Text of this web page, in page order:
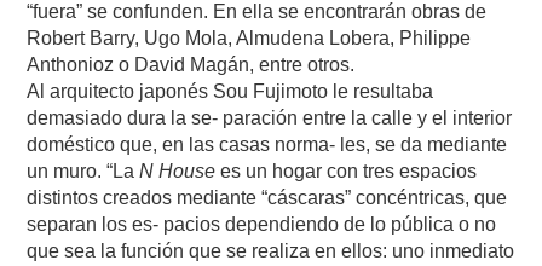
“fuera” se confunden. En ella se encontrarán obras de
Robert Barry, Ugo Mola, Almudena Lobera, Philippe
Anthonioz o David Magán, entre otros.
Al arquitecto japonés Sou Fujimoto le resultaba
demasiado dura la se- paración entre la calle y el interior
doméstico que, en las casas norma- les, se da mediante
un muro. “LaN House es un hogar con tres espacios
distintos creados mediante “cáscaras” concéntricas, que
separan los es- pacios dependiendo de lo pública o no
que sea la función que se realiza en ellos: uno inmediato